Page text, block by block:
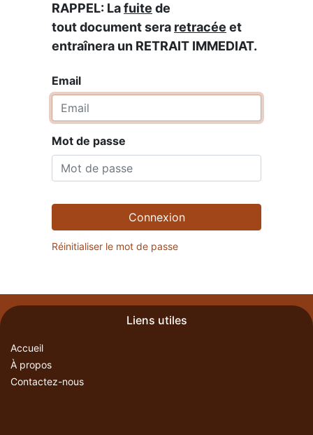
RAPPEL: Lafuite de
tout document sera retracée et
entraînera un RETRAIT IMMEDIAT.
Email
Mot de passe
Connexion
Réinitialiser le mot de passe
Liens utiles
Accueil
À propos
Contactez-nous